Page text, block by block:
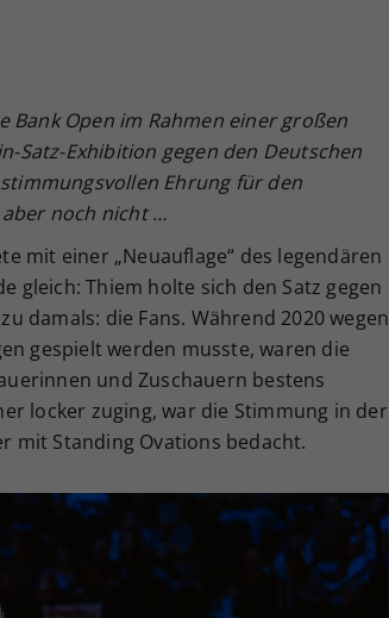
Bank Open im Rahmen einer großen
Satz-Exhibition gegen den Deutschen
Ehrung für den
aber noch nicht …
mit einer „Neuauflage“ des legendären
gleich: Thiem holte sich den Satz gegen
damals: die Fans. Während 2020 wegen
gespielt werden musste, waren die
und Zuschauern bestens
locker zuging, war die Stimmung in der
mit Standing Ovations bedacht.